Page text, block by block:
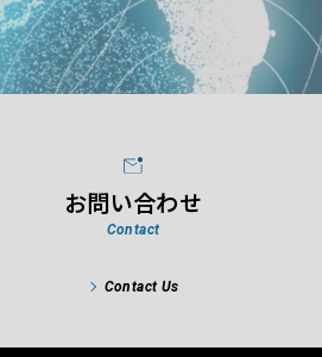
お問い合わせ
Contact
Contact Us